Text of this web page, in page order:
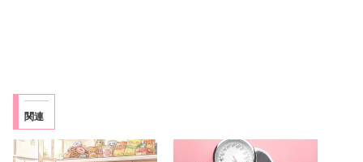
関連